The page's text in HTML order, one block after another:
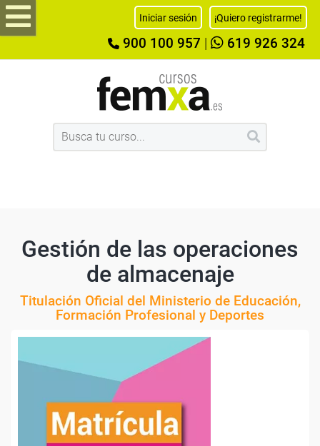
Iniciar sesión ¡Quiero registrarme!
900 100 957 619 926 324
Gestión de las operaciones
de almacenaje
Titulación Oficial del Ministerio de Educación,
Formación Profesional y Deportes